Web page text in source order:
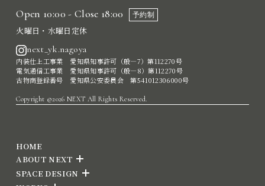
Open 10:00 - Close 18:00 予約制
火曜日・水曜日定休
next_yk.nagoya
内装仕上工事業 愛知県知事許可（般―7）第112270号
電気通信工事業 愛知県知事許可（般―8）第112270号
古物商登録番号 愛知県公安委員会 第541012306000号
Copyright ©2026 NEXT All Rights Reserved.
HOME
ABOUT NEXT
SPACE DESIGN